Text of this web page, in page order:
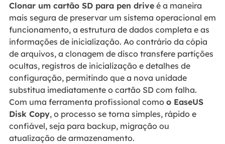
Clonar um cartão SD para pen driveé a maneira
mais segura de preservar um sistema operacional em
funcionamento, a estrutura de dados completa e as
informações de inicialização. Ao contrário da cópia
de arquivos, a clonagem de disco transfere partições
ocultas, registros de inicialização e detalhes de
configuração, permitindo que a nova unidade
substitua imediatamente o cartão SD com falha.
Com uma ferramenta profissional como o EaseUS
Disk Copy, o processo se torna simples, rápido e
confiável, seja para backup, migração ou
atualização de armazenamento.